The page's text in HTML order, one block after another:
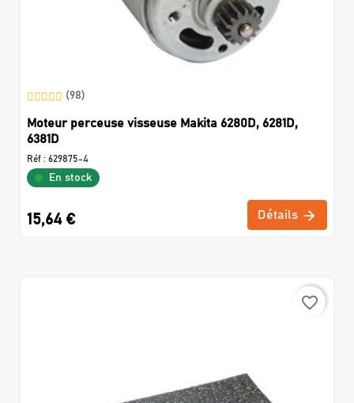
(98)
Moteur perceuse visseuse Makita 6280D, 6281D,
6381D
Réf : 629875-4
En stock
15,64 € Détails
favorite_border